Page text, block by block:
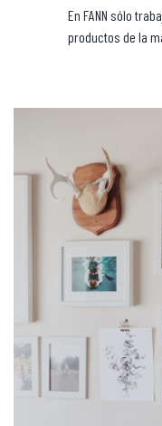
En FANN sólo
productos de la